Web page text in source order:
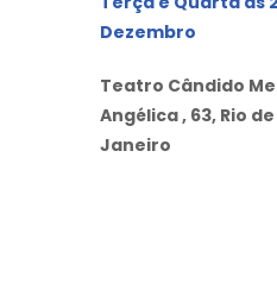
Dezembro
Teatro Cândido
Angélica , 63, Rio
Janeiro